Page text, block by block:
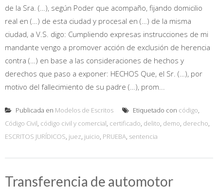
de la Sra. (…), según Poder que acompaño, fijando domicilio
real en (…) de esta ciudad y procesal en (…) de la misma
ciudad, a V.S. digo: Cumpliendo expresas instrucciones de mi
mandante vengo a promover acción de exclusión de herencia
contra (…) en base a las consideraciones de hechos y
derechos que paso a exponer: HECHOS Que, el Sr. (…), por
motivo del fallecimiento de su padre (…), prom...
Publicada en Modelos de Escritos Etiquetado con código,
Código Civil, código civil y comercial, certificado, delito, demo, derecho,
ESCRITOS JURÍDICOS, juez, juicio, PRUEBA, sentencia
Transferencia de automotor